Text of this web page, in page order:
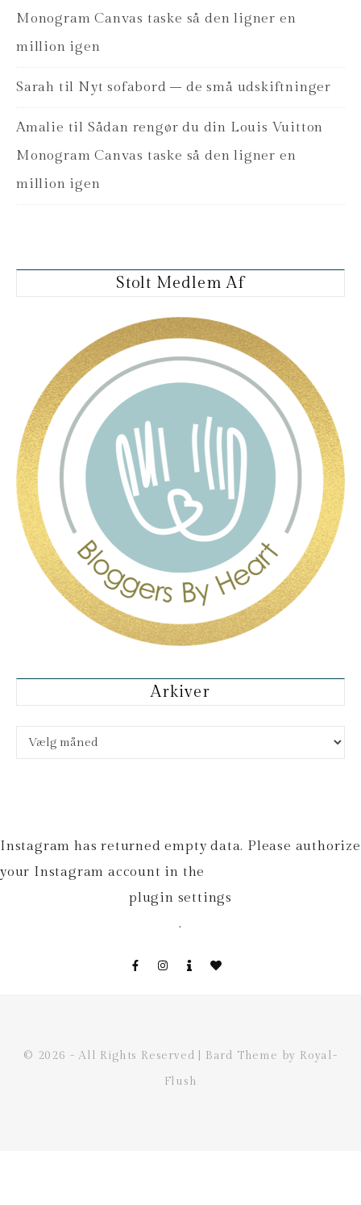
Monogram Canvas taske så den ligner en
million igen
Sarah til Nyt sofabord – de små udskiftninger
Amalie til Sådan rengør du din Louis Vuitton
Monogram Canvas taske så den ligner en
million igen
Stolt Medlem Af
Arkiver
Arkiver
Instagram has returned empty data. Please authorize
your Instagram account in the
plugin settings
.
© 2026 - All Rights Reserved | Bard Theme by Royal-
Flush